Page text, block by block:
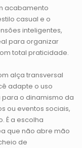
acabamento
casual e o
inteligentes,
para organizar
total praticidade.
alça transversal
adapte o uso
o dinamismo da
ou eventos sociais,
É a escolha
que não abre mão
de